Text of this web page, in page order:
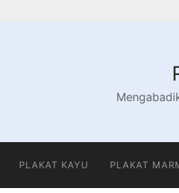
PLAKAT KAYU PLAKAT